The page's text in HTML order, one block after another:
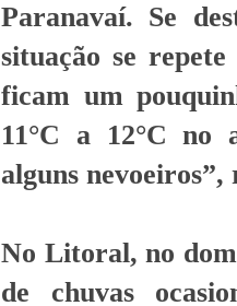
Paranavaí. Se
situação se
ficam um
11°C a 12°C no
alguns nevoeiros”,
No Litoral, no
de chuvas